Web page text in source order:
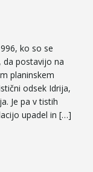
ko so se
da postavijo na
planinskem
odsek Idrija,
Je pa v tistih
upadel in […]